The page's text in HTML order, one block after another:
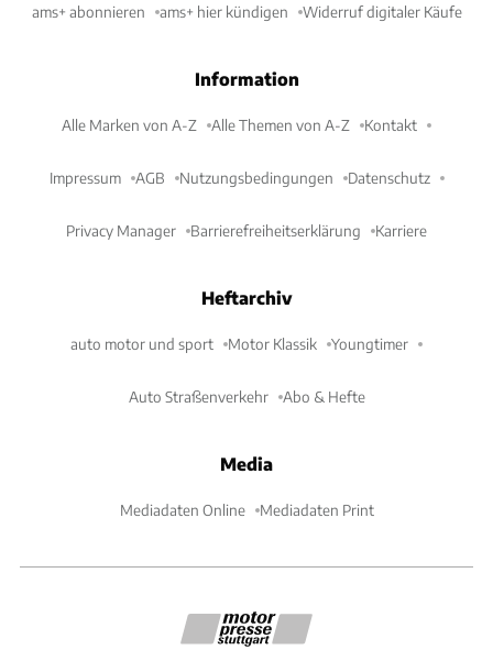
ams+ abonnieren ams+ hier kündigen Widerruf digitaler Käufe
Information
Alle Marken von A-Z Alle Themen von A-Z Kontakt
Impressum AGB Nutzungsbedingungen Datenschutz
Privacy Manager Barrierefreiheitserklärung Karriere
Heftarchiv
auto motor und sport Motor Klassik Youngtimer
Auto Straßenverkehr Abo & Hefte
Media
Mediadaten Online Mediadaten Print